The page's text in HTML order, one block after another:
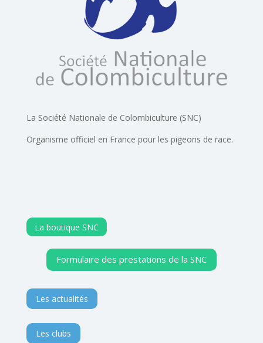
La Société Nationale de Colombiculture (SNC)
Organisme officiel en France pour les pigeons de race.
La boutique SNC
Formulaire des prestations de la SNC
Les actualités
Les clubs